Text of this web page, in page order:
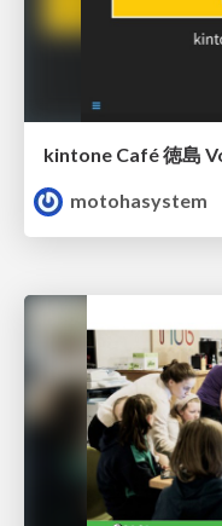
motohasystem